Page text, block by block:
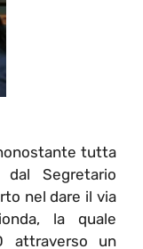
tutta
Segretario
nel dare il via
la quale
attraverso un